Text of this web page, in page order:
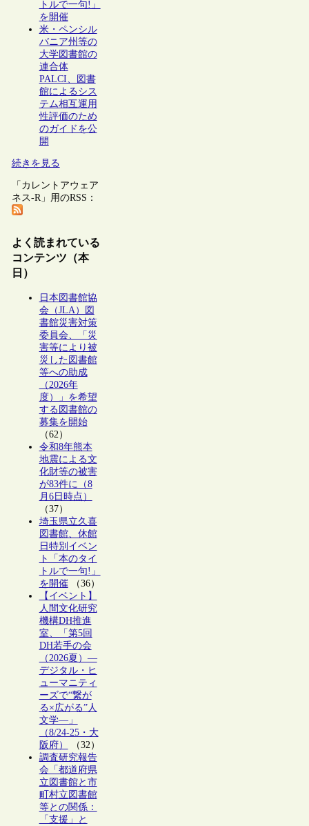
トルで一句!」
を開催
米・ペンシル
バニア州等の
大学図書館の
連合体
PALCI、図書
館によるシス
テム相互運用
性評価のため
のガイドを公
開
続きを見る
「カレントアウェア
ネス-R」用のRSS：
よく読まれている
コンテンツ（本
日）
日本図書館協
会（JLA）図
書館災害対策
委員会、「災
害等により被
災した図書館
等への助成
（2026年
度）」を希望
する図書館の
募集を開始
（62）
令和8年熊本
地震による文
化財等の被害
が83件に（8
月6日時点）
（37）
埼玉県立久喜
図書館、休館
日特別イベン
ト「本のタイ
トルで一句!」
を開催（36）
【イベント】
人間文化研究
機構DH推進
室、「第5回
DH若手の会
（2026夏）―
デジタル・ヒ
ューマニティ
ーズで“繋が
る×広がる”人
文学―」
（8/24-25・大
阪府）
（32）
調査研究報告
会「都道府県
立図書館と市
町村立図書館
等との関係：
「支援」と